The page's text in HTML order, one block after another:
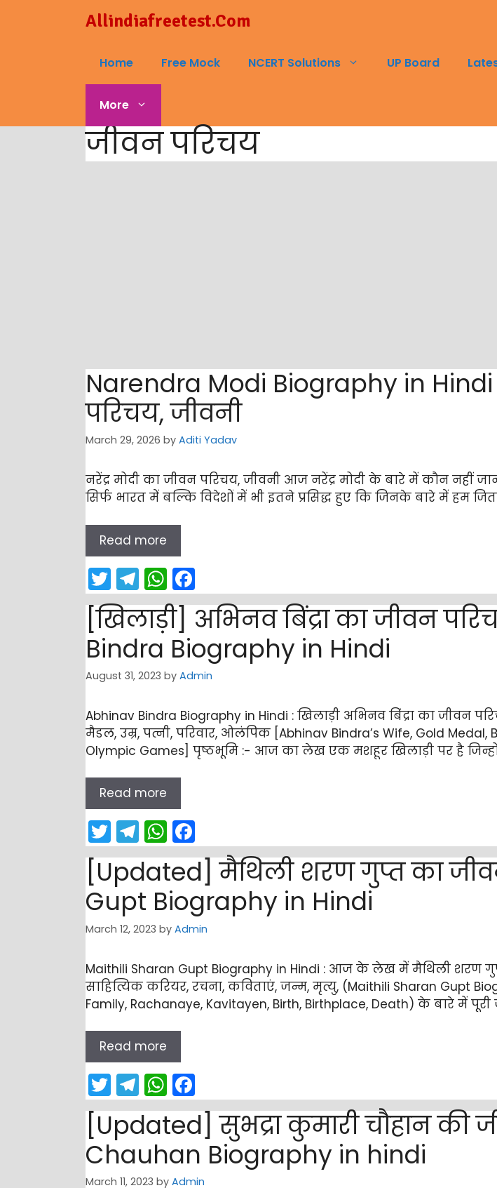
Allindiafreetest.Com
Home Free Mock NCERT Solutions UP Board
More
जीवन परिचय
Narendra Modi Biography in Hindi
परिचय, जीवनी
March 29, 2026 by Aditi Yadav
नरेंद्र मोदी का जीवन परिचय, जीवनी आज नरेंद्र मोदी के बारे में कौन नहीं
सिर्फ भारत में बल्कि विदेशों में भी इतने प्रसिद्ध हुए कि जिनके बारे में हम
Read more
T
w
itt
er
T
el
e
gr
a
W
h
a
ts
A
p
p
a
c
e
b
o
k
[खिलाड़ी] अभिनव बिंद्रा का जीवन
Bindra Biography in Hindi
August 31, 2023 by Admin
Abhinav Bindra Biography in Hindi : खिलाड़ी अभिनव बिंद्रा का जीवन
मैडल, उम्र, पत्नी, परिवार, ओलंपिक [Abhinav Bindra’s Wife, Gold Medal,
Olympic Games] पृष्ठभूमि :- आज का लेख एक मशहूर खिलाड़ी पर है
Read more
T
w
itt
er
T
el
e
gr
a
W
h
a
ts
A
p
p
a
c
e
b
o
k
[Updated] मैथिली शरण गुप्त का
Gupt Biography in Hindi
March 12, 2023 by Admin
Maithili Sharan Gupt Biography in Hindi : आज के लेख में मैथिली शरण
साहित्यिक करियर, रचना, कविताएं, जन्म, मृत्यु, (Maithili Sharan Gupt
Family, Rachanaye, Kavitayen, Birth, Birthplace, Death) के बारे में पूरी
Read more
T
w
itt
er
T
el
e
gr
a
W
h
a
ts
A
a
c
e
b
[Updated] सुभद्रा कुमारी चौहान की
Chauhan Biography in hindi
March 11, 2023 by Admin